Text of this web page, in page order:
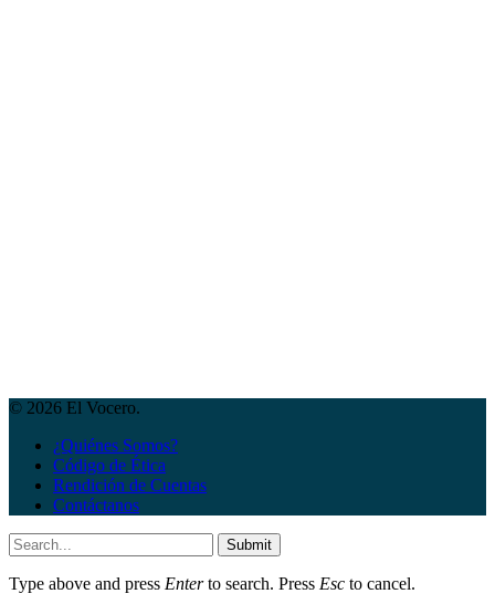
© 2026 El Vocero.
¿Quiénes Somos?
Código de Ética
Rendición de Cuentas
Contáctanos
Submit
Type above and press Enterto search. Press Esc to cancel.